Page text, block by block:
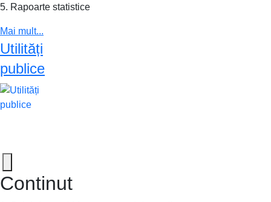
5. Rapoarte statistice
Mai mult...
Utilități
publice
Continut